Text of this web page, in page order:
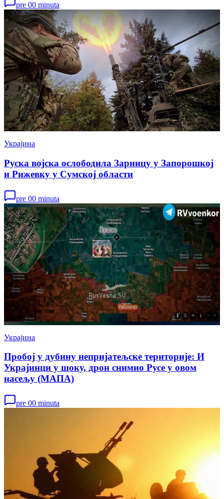
pre 00 minuta
Украјина
Руска војска ослободила Зарницу у Запорошкој
и Рижевку у Сумској области
pre 00 minuta
Украјина
Пробој у дубину непријатељске територије: И
Украјинци у шоку, дрон снимио Русе у овом
насељу (МАПА)
pre 00 minuta